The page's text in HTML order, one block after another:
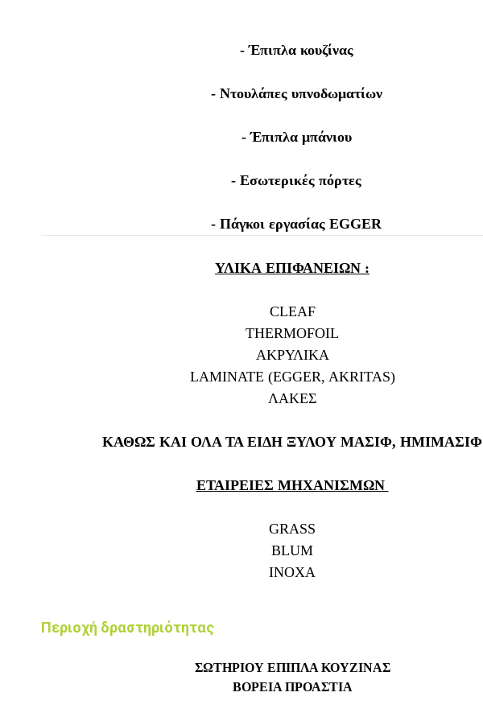
- Έπιπλα κουζίνας
- Ντουλάπες υπνοδωματίων
- Έπιπλα μπάνιου
- Εσωτερικές πόρτες
- Πάγκοι εργασίας EGGER
ΥΛΙΚΑ ΕΠΙΦΑΝΕΙΩΝ :
CLEAF
THERMOFOIL
ΑΚΡΥΛΙΚΑ
LAMINATE (EGGER, AKRITAS)
ΛΑΚΕΣ
ΚΑΘΩΣ ΚΑΙ ΟΛΑ ΤΑ ΕΙΔΗ ΞΥΛΟΥ ΜΑΣΙΦ, ΗΜΙΜΑΣΙΦ
ΕΤΑΙΡΕΙΕΣ ΜΗΧΑΝΙΣΜΩΝ
GRASS
ΒLUM
INOXA
Περιοχή δραστηριότητας
ΣΩΤΗΡΙΟΥ ΕΠΙΠΛΑ ΚΟΥΖΙΝΑΣ
ΒΟΡΕΙΑ ΠΡΟΑΣΤΙΑ